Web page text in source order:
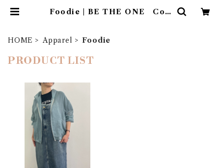
Foodie | BE THE ONE Co.,
HOME Apparel Foodie
PRODUCT LIST